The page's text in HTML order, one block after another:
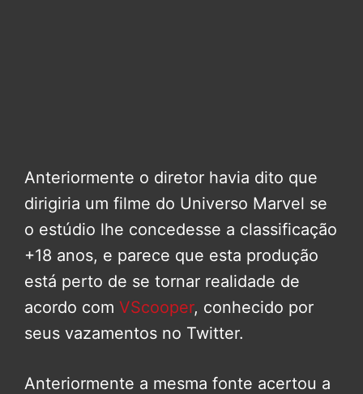
Anteriormente o diretor havia dito que
dirigiria um filme do Universo Marvel se
o estúdio lhe concedesse a classificação
+18 anos, e parece que esta produção
está perto de se tornar realidade de
acordo com VScooper, conhecido por
seus vazamentos no Twitter.
Anteriormente a mesma fonte acertou a